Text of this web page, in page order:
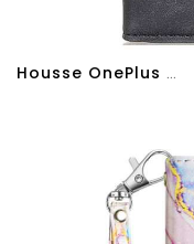
Housse OnePlus Nord 4 Effet Rétro KHAZNEH